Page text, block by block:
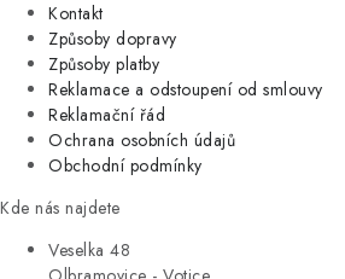
Kontakt
Způsoby dopravy
Způsoby platby
Reklamace a odstoupení od smlouvy
Reklamační řád
Ochrana osobních údajů
Obchodní podmínky
Kde nás najdete
Veselka 48
KUCHYNĚ
ORGANIZACE
DOMÁCNOST
ÚKLID
VÝPRODEJ